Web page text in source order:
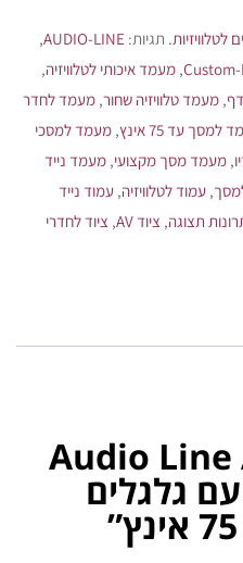
לטלוויזיות. תגיות: AUDIO-LINE
,
, מעמד איכותי לטלוויזיה,
, מעמד טלוויזיה שחור, מעמד לחדר
למסך עד 75 אינץ , מעמד למסכי
, מעמד מסך מקצועי, מעמד נייד
, עמוד לטלוויזיה, עמוד נייד
תצוגה, ציוד AV , ציוד לחדרי
Audio Line
גלגלים